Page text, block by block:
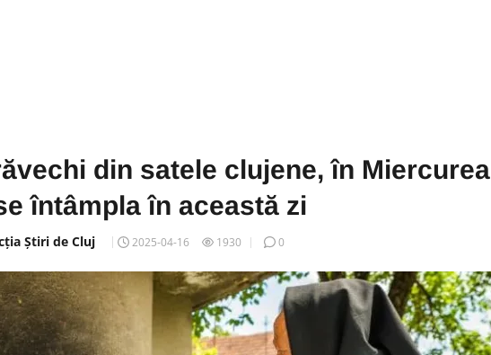
din satele clujene, în Miercurea
întâmpla în această zi
Știri de Cluj 2025-04-16 1930 0